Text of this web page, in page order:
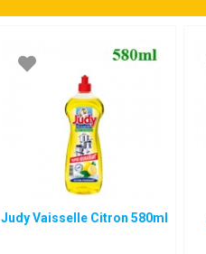
Judy Vaisselle Citron 580ml